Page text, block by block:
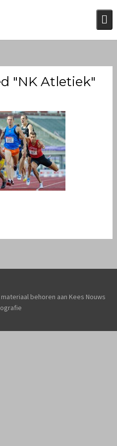
"NK Atletiek"
behoren aan Kees Nouws